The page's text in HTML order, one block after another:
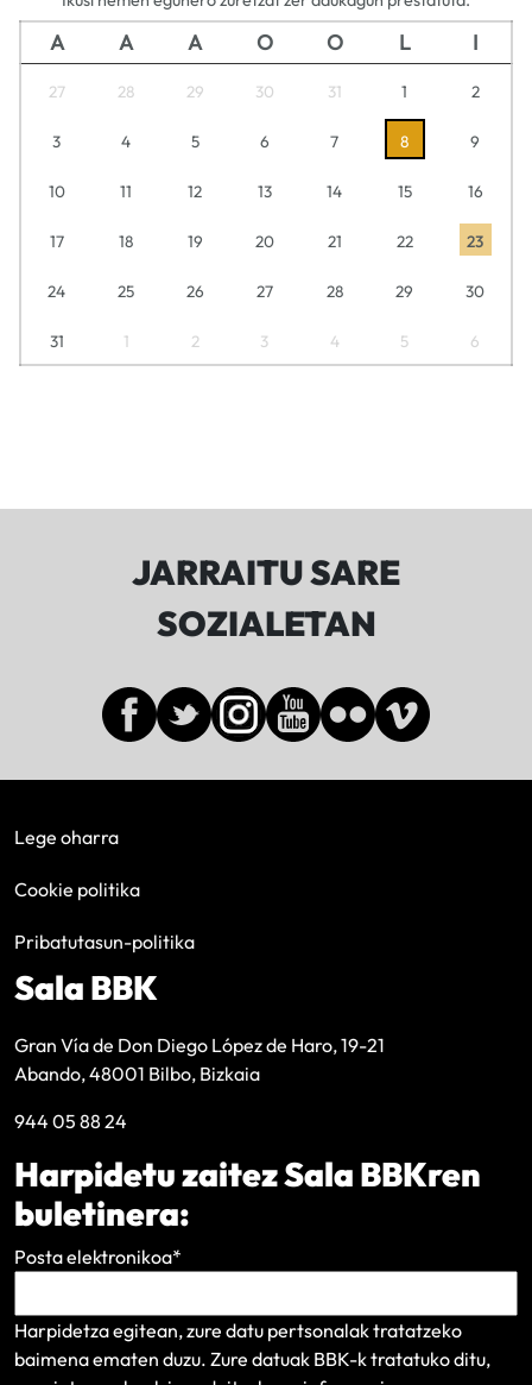
A A A O O L I
27 28 29 30 31 1 2
3 4 5 6 7 8 9
10 11 12 13 14 15 16
17 18 19 20 21 22 23
24 25 26 27 28 29 30
31 1 2 3 4 5 6
JARRAITU SARE
SOZIALETAN
Lege oharra
Cookie politika
Pribatutasun-politika
Sala BBK
Gran Vía de Don Diego López de Haro, 19-21
Abando, 48001 Bilbo, Bizkaia
944 05 88 24
Harpidetu zaitez Sala BBKren
buletinera:
Posta elektronikoa*
Harpidetza egitean, zure datu pertsonalak tratatzeko
baimena ematen duzu. Zure datuak BBK-k tratatuko ditu,